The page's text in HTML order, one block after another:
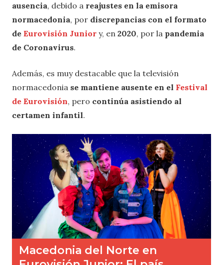
ausencia, debido a reajustes en la emisora
normacedonia, por discrepancias con el formato
de Eurovisión Junior y, en 2020, por la pandemia
de Coronavirus.
Además, es muy destacable que la televisión
normacedonia se mantiene ausente en el Festival
de Eurovisión, pero continúa asistiendo al
certamen infantil.